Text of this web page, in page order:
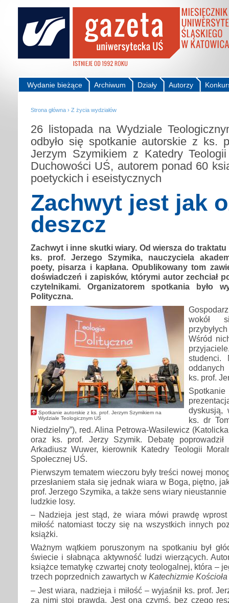
Autorzy
Działy
Archiwum
Wydanie bieżące
Strona główna › Z życia wydziałów
26 listopada na Wydziale
odbyło się spotkanie autorskie z ks.
Jerzym Szymikiem z Katedry
Duchowości UŚ, autorem ponad 60
poetyckich i eseistycznych
Zachwyt jest jak
deszcz
Zachwyt i inne skutki wiary. Od wiersza do
ks. prof. Jerzego Szymika, nauczyciela
poety, pisarza i kapłana. Opublikowany tom
doświadczeń i zapisków, którymi autor zechciał
czytelnikami. Organizatorem spotkania było
Polityczna.
Spotkanie autorskie z ks. prof. Jerzym Szymikiem na
Wydziale Teologicznym UŚ
wokół
Wśród
studenci.
ks. prof.
dyskusją,
ks. dr
Niedzielny”), red. Alina Petrowa-Wasilewicz
oraz ks. prof. Jerzy Szymik. Debatę
Arkadiusz Wuwer, kierownik Katedry Teologii
Społecznej UŚ.
Pierwszym tematem wieczoru były treści nowej
przesłaniem stała się jednak wiara w Boga, piętno,
prof. Jerzego Szymika, a także sens wiary
ludzkie losy.
– Nadzieja jest stąd, że wiara mówi prawdę
miłość natomiast toczy się na wszystkich innych
książki.
Ważnym wątkiem poruszonym na spotkaniu był
świecie i słabnąca aktywność ludzi wierzących.
książce tematykę czwartej cnoty teologalnej, która –
trzech poprzednich zawartych w Katechizmie
– Jest wiara, nadzieja i miłość – wyjaśnił ks. prof.
za nimi stoi prawda. Jest ona czymś, bez czego